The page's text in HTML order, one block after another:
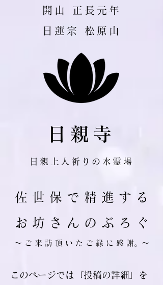
​開山 正長元年
日蓮宗 松原山
日親寺
日親上人祈りの水霊場
佐 世 保 で 精 進 す る
お 坊 さ ん の ぶ ろ ぐ
​～ ご 来 訪 頂 い た ご 縁 に 感 謝。～
このページでは『投稿の詳細』を